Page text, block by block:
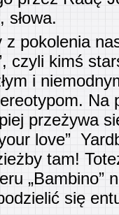
słowa.
pokolenia
czyli kimś
i
Na
przeżywa
love”
tam!
„Bambino”
się